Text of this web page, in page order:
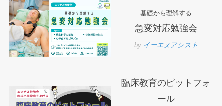
基礎から理解する
急変対応勉強会
by イーエヌアシスト
臨床教育のピットフォ
ール